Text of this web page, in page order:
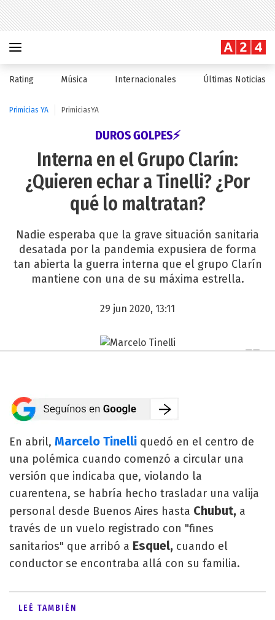
Rating Música Internacionales Últimas Noticias
Primicias YA PrimiciasYA
DUROS GOLPES⚡
Interna en el Grupo Clarín:
¿Quieren echar a Tinelli? ¿Por
qué lo maltratan?
Nadie esperaba que la grave situación sanitaria
desatada por la pandemia expusiera de forma
tan abierta la guerra interna que el grupo Clarín
mantiene con una de su máxima estrella.
29 jun 2020, 13:11
En abril, Marcelo Tinelli quedó en el centro de
una polémica cuando comenzó a circular una
versión que indicaba que, violando la
cuarentena, se habría hecho trasladar una valija
personal desde Buenos Aires hasta Chubut, a
través de un vuelo registrado con "fines
sanitarios" que arribó a Esquel, cuando el
conductor se encontraba allá con su familia.
LEÉ TAMBIÉN